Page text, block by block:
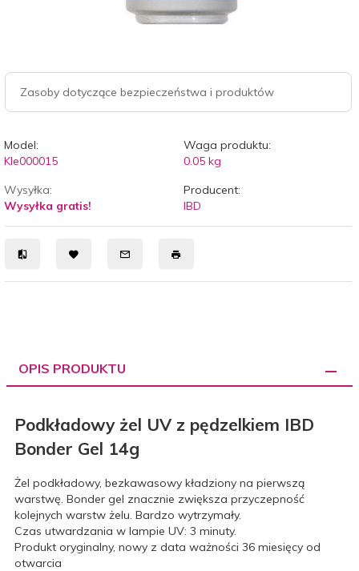
Zasoby dotyczące bezpieczeństwa i produktów
Model:
Kle000015
Waga produktu:
0.05 kg
Wysyłka:
Wysyłka gratis!
Producent:
IBD
OPIS PRODUKTU
Podkładowy żel UV z pędzelkiem IBD
Bonder Gel 14g
Żel podkładowy, bezkawasowy kładziony na pierwszą
warstwę. Bonder gel znacznie zwiększa przyczepność
kolejnych warstw żelu. Bardzo wytrzymały.
Czas utwardzania w lampie UV: 3 minuty.
Produkt oryginalny, nowy z data ważności 36 miesięcy od
otwarcia